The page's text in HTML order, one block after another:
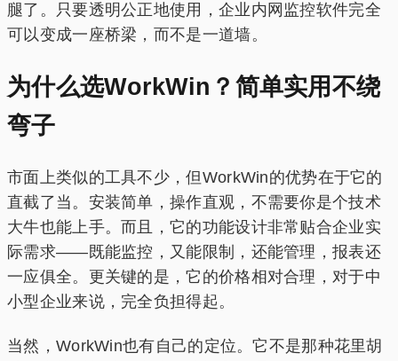
腿了。只要透明公正地使用，企业内网监控软件完全
可以变成一座桥梁，而不是一道墙。
为什么选WorkWin？简单实用不绕
弯子
市面上类似的工具不少，但WorkWin的优势在于它的
直截了当。安装简单，操作直观，不需要你是个技术
大牛也能上手。而且，它的功能设计非常贴合企业实
际需求——既能监控，又能限制，还能管理，报表还
一应俱全。更关键的是，它的价格相对合理，对于中
小型企业来说，完全负担得起。
当然，WorkWin也有自己的定位。它不是那种花里胡